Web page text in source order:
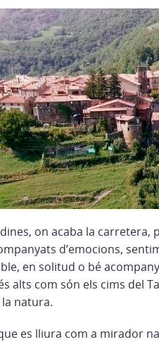
on acaba la
d’emocions,
en solitud o bé
alts com són els cims del
natura.
es lliura com a mirador